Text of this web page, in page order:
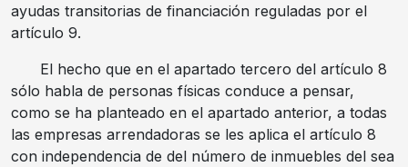
ayudas transitorias de financiación reguladas por el
artículo 9.
El hecho que en el apartado tercero del artículo 8
sólo habla de personas físicas conduce a pensar,
como se ha planteado en el apartado anterior, a todas
las empresas arrendadoras se les aplica el artículo 8
con independencia de del número de inmuebles del sea